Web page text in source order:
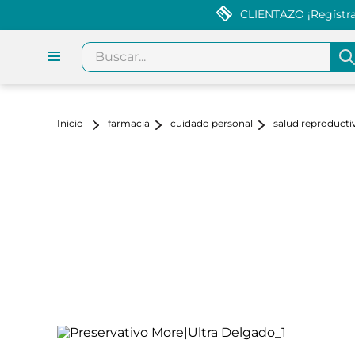
CLIENTAZO
Buscar...
farmacia cuidado personal salud